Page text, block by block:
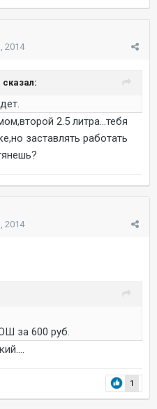
2014
сказал:
2.5 литра...тебя
заставлять работать
2014
за 600 руб.
1